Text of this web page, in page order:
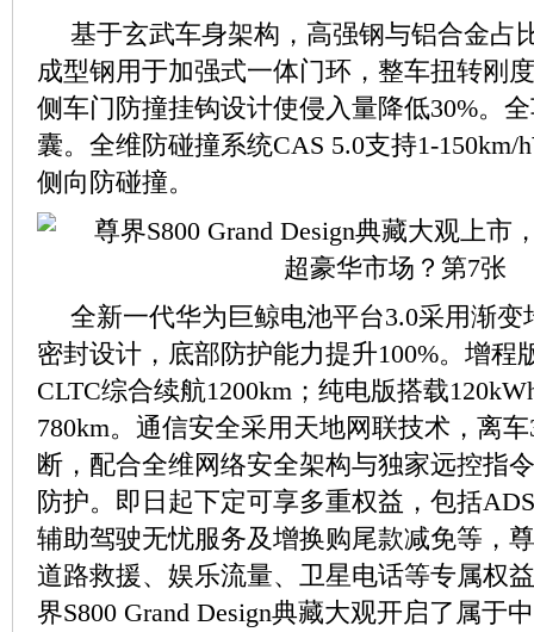
基于玄武车身架构，高强钢与铝合金占
成型钢用于加强式一体门环，整车扭转刚度
侧车门防撞挂钩设计使侵入量降低30%。
囊。全维防碰撞系统CAS 5.0支持1-150km/
侧向防碰撞。
全新一代华为巨鲸电池平台3.0采用渐
密封设计，底部防护能力提升100%。增程
CLTC综合续航1200km；纯电版搭载
780km。通信安全采用天地网联技术，离
断，配合全维网络安全架构与独家远控指
防护。即日起下定可享多重权益，包括
辅助驾驶无忧服务及增换购尾款减免等，
道路救援、娱乐流量、卫星电话等专属权
界S800 Grand Design典藏大观开启了属于